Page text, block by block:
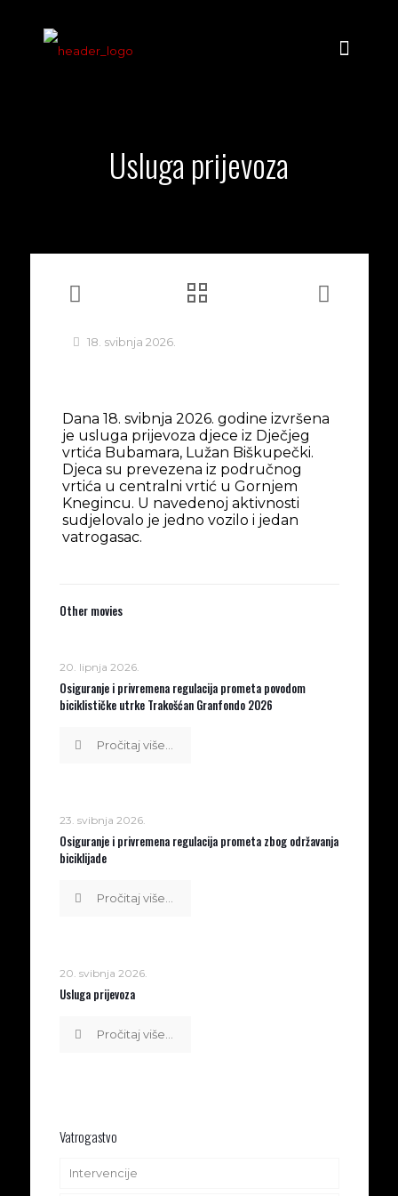
Usluga prijevoza
18. svibnja 2026.
Dana 18. svibnja 2026. godine izvršena
je usluga prijevoza djece iz Dječjeg
vrtića Bubamara, Lužan Biškupečki.
Djeca su prevezena iz područnog
vrtića u centralni vrtić u Gornjem
Knegincu. U navedenoj aktivnosti
sudjelovalo je jedno vozilo i jedan
vatrogasac.
Other movies
20. lipnja 2026.
Osiguranje i privremena regulacija prometa povodom
biciklističke utrke Trakošćan Granfondo 2026
Pročitaj više...
23. svibnja 2026.
Osiguranje i privremena regulacija prometa zbog održavanja
biciklijade
Pročitaj više...
20. svibnja 2026.
Usluga prijevoza
Pročitaj više...
Vatrogastvo
Intervencije